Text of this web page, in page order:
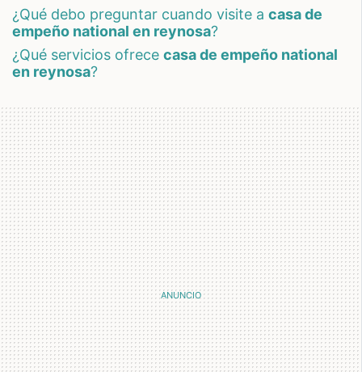
¿qué debo preguntar cuando visite a casa de
empeño national en reynosa?
¿qué servicios ofrece casa de empeño national
en reynosa?